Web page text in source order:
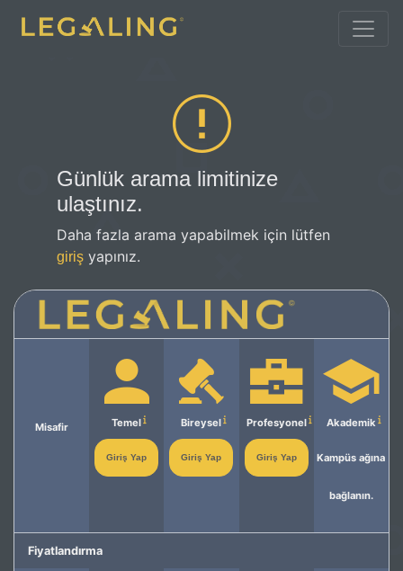
Günlük arama limitinize
ulaştınız.
Daha fazla arama yapabilmek için lütfen
giriş yapınız.
Misafir Temel
Giriş Yap
Bireysel
Giriş Yap
Profesyonel
Giriş Yap
Akademik
Kampüs ağına
bağlanın.
Fiyatlandırma